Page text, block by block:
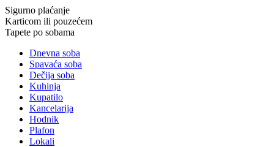
Sigurno plaćanje
Karticom ili pouzećem
Tapete po sobama
Dnevna soba
Spavaća soba
Dečija soba
Kuhinja
Kupatilo
Kancelarija
Hodnik
Plafon
Lokali